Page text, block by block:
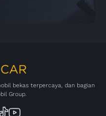
bekas terpercaya, dan bagian
Group.